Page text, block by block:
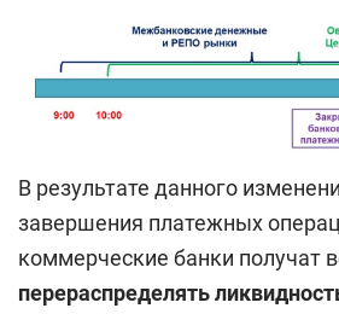
В результате данного
завершения платежных
коммерческие банки получат
перераспределять